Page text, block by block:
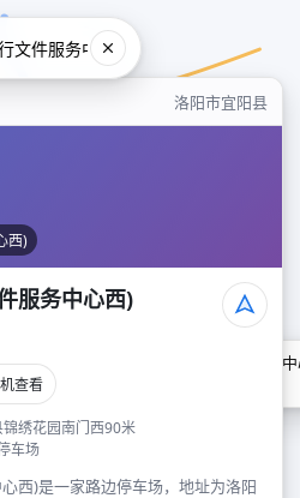
洛阳市宜阳县
西)
服务中心西)
查看
绣花园南门西90米
车场
西)是一家路边停车场，地址为洛阳
停车场(宜阳县现行文件服务